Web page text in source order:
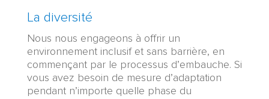
La diversité
Nous nous engageons à offrir un
environnement inclusif et sans barrière, en
commençant par le processus d’embauche. Si
vous avez besoin de mesure d’adaptation
pendant n’importe quelle phase du